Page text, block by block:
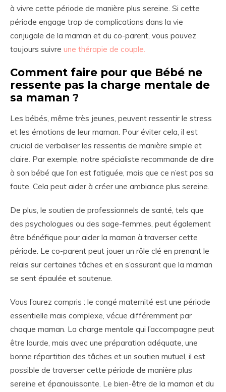
à vivre cette période de manière plus sereine. Si cette
période engage trop de complications dans la vie
conjugale de la maman et du co-parent, vous pouvez
toujours suivre une thérapie de couple.
Comment faire pour que Bébé ne
ressente pas la charge mentale de
sa maman ?
Les bébés, même très jeunes, peuvent ressentir le stress
et les émotions de leur maman. Pour éviter cela, il est
crucial de verbaliser les ressentis de manière simple et
claire. Par exemple, notre spécialiste recommande de dire
à son bébé que l’on est fatiguée, mais que ce n’est pas sa
faute. Cela peut aider à créer une ambiance plus sereine.
De plus, le soutien de professionnels de santé, tels que
des psychologues ou des sage-femmes, peut également
être bénéfique pour aider la maman à traverser cette
période. Le co-parent peut jouer un rôle clé en prenant le
relais sur certaines tâches et en s’assurant que la maman
se sent épaulée et soutenue.
Vous l’aurez compris : le congé maternité est une période
essentielle mais complexe, vécue différemment par
chaque maman. La charge mentale qui l’accompagne peut
être lourde, mais avec une préparation adéquate, une
bonne répartition des tâches et un soutien mutuel, il est
possible de traverser cette période de manière plus
sereine et épanouissante. Le bien-être de la maman et du